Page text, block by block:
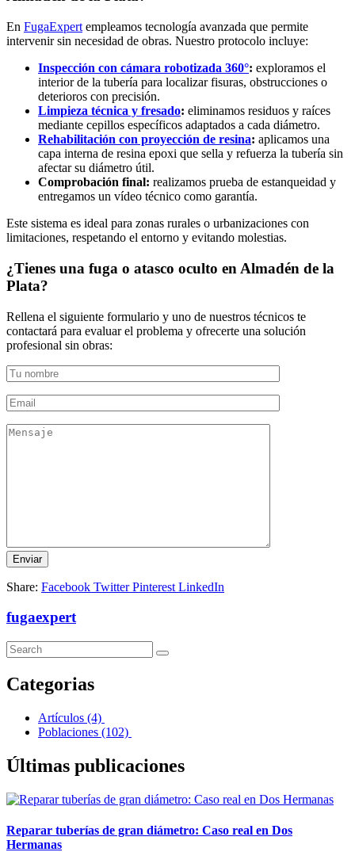
En FugaExpert empleamos tecnología avanzada que permite
intervenir sin necesidad de obras. Nuestro protocolo incluye:
Inspección con cámara robotizada 360°: exploramos el
interior de la tubería para localizar fisuras, obstrucciones o
deterioros con precisión.
Limpieza técnica y fresado: eliminamos residuos y raíces
mediante cepillos específicos adaptados a cada diámetro.
Rehabilitación con proyección de resina: aplicamos una
capa interna de resina epoxi que sella y refuerza la tubería sin
afectar su diámetro útil.
Comprobación final: realizamos prueba de estanqueidad y
entregamos un vídeo técnico como garantía.
Este sistema es ideal para zonas rurales o urbanizaciones con
limitaciones, respetando el entorno y evitando molestias.
¿Tienes una fuga o atasco oculto en Almadén de la
Plata?
Rellena el siguiente formulario y uno de nuestros técnicos te
contactará para evaluar el problema y ofrecerte una solución
profesional sin obras:
Share: Facebook Twitter Pinterest LinkedIn
fugaexpert
Categorias
Artículos (4)
Poblaciones (102)
Últimas publicaciones
Reparar tuberías de gran diámetro: Caso real en Dos
Hermanas